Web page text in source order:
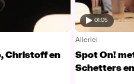
Christoff en
01:05
Allerlei
Spot On!
Schetters